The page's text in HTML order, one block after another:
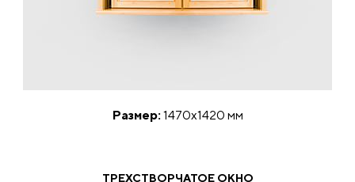
Размер: 1470х1420 мм
ТРЕХСТВОРЧАТОЕ ОКНО